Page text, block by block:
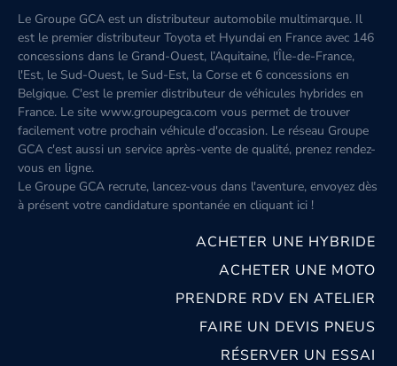
Le Groupe GCA est un distributeur automobile multimarque. Il
est le premier distributeur Toyota et Hyundai en France avec 146
concessions dans le Grand-Ouest, l’Aquitaine, l'Île-de-France,
l'Est, le Sud-Ouest, le Sud-Est, la Corse et 6 concessions en
Belgique. C'est le premier distributeur de véhicules hybrides en
France. Le site www.groupegca.com vous permet de trouver
facilement votre prochain véhicule d'occasion. Le réseau Groupe
GCA c'est aussi un service après-vente de qualité, prenez rendez-
vous en ligne.
Le Groupe GCA recrute, lancez-vous dans l'aventure, envoyez dès
à présent votre candidature spontanée en cliquant ici !
ACHETER UNE HYBRIDE
ACHETER UNE MOTO
PRENDRE RDV EN ATELIER
FAIRE UN DEVIS PNEUS
RÉSERVER UN ESSAI